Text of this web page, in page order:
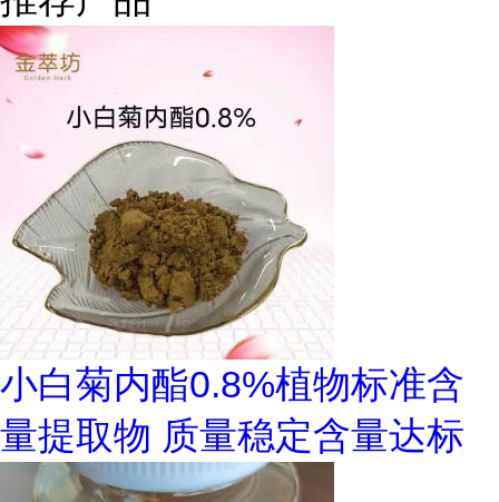
小白菊内酯0.8%植物标准含
量提取物 质量稳定含量达标